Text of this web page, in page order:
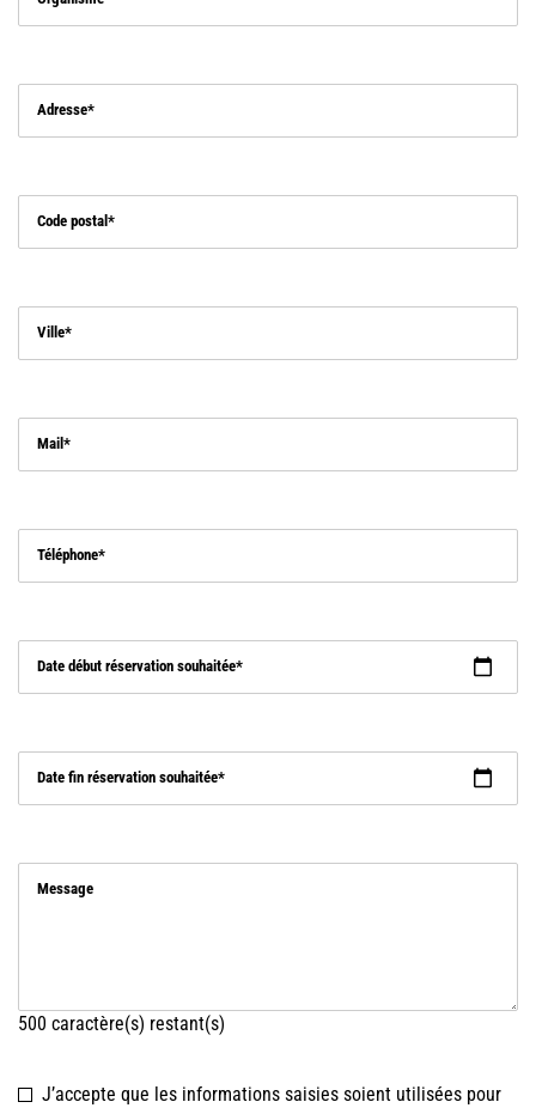
Adresse
Code postal
Ville
Mail
Téléphone
Date début réservation souhaitée
Date fin réservation souhaitée
Message
500 caractère(s) restant(s)
J’accepte que les informations saisies soient utilisées pour